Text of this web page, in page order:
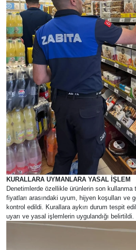
KURALLARA UYMANLARA YASAL İŞLEM
Denetimlerde özellikle ürünlerin son kullanma
fiyatları arasındaki uyum, hijyen koşulları ve
kontrol edildi. Kurallara aykırı durum tespit
uyarı ve yasal işlemlerin uygulandığı belirtildi.